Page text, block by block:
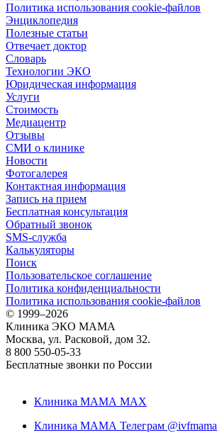
Политика использования cookie-файлов
Энциклопедия
Полезные статьи
Отвечает доктор
Словарь
Технологии ЭКО
Юридическая информация
Услуги
Стоимость
Медиацентр
Отзывы
СМИ о клинике
Новости
Фотогалерея
Контактная информация
Запись на прием
Бесплатная консультация
Обратный звонок
SMS-служба
Калькуляторы
Поиск
Пользовательское соглашение
Политика конфиденциальности
Политика использования cookie-файлов
© 1999–2026
Клиника ЭКО МАМА
Москва, ул. Расковой, дом 32.
8 800 550-05-33
Бесплатные звонки по России
Клиника МАМА MAX
Клиника МАМА Телеграм @ivfmama